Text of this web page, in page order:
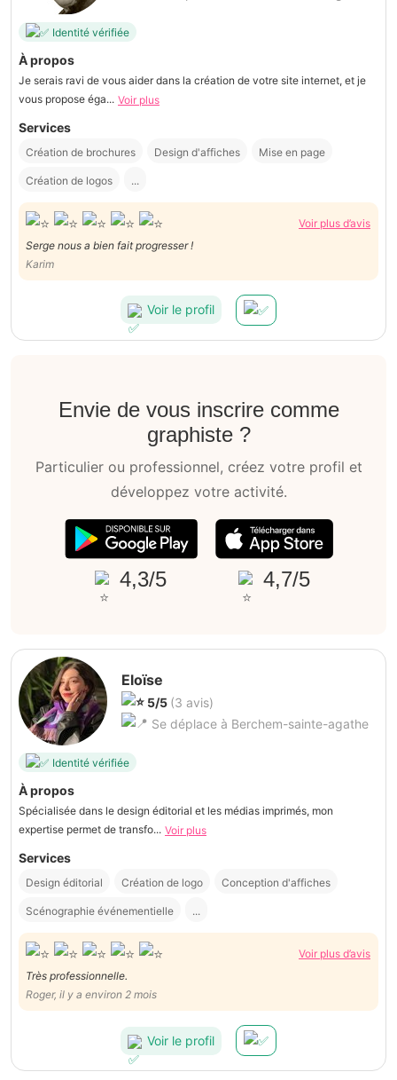
Identité vérifiée
À propos
Je serais ravi de vous aider dans la création de votre site internet, et je
vous propose éga... Voir plus
Services
Création de brochures Design d'affiches Mise en page
Création de logos ...
Voir plus d’avis
Serge nous a bien fait progresser !
Karim
Voir le profil
Envie de vous inscrire comme
graphiste ?
Particulier ou professionnel, créez votre profil et
développez votre activité.
4,3/5 4,7/5
Eloïse
5/5 (3 avis)
Se déplace à Berchem-sainte-agathe
Identité vérifiée
À propos
Spécialisée dans le design éditorial et les médias imprimés, mon
expertise permet de transfo... Voir plus
Services
Design éditorial Création de logo Conception d'affiches
Scénographie événementielle ...
Voir plus d’avis
Très professionnelle.
Roger, il y a environ 2 mois
Voir le profil